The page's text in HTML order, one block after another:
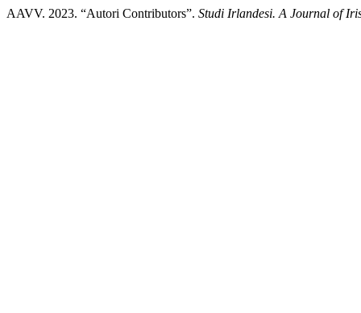
AAVV. 2023. “Autori Contributors”. Studi Irlandesi. A Journal of